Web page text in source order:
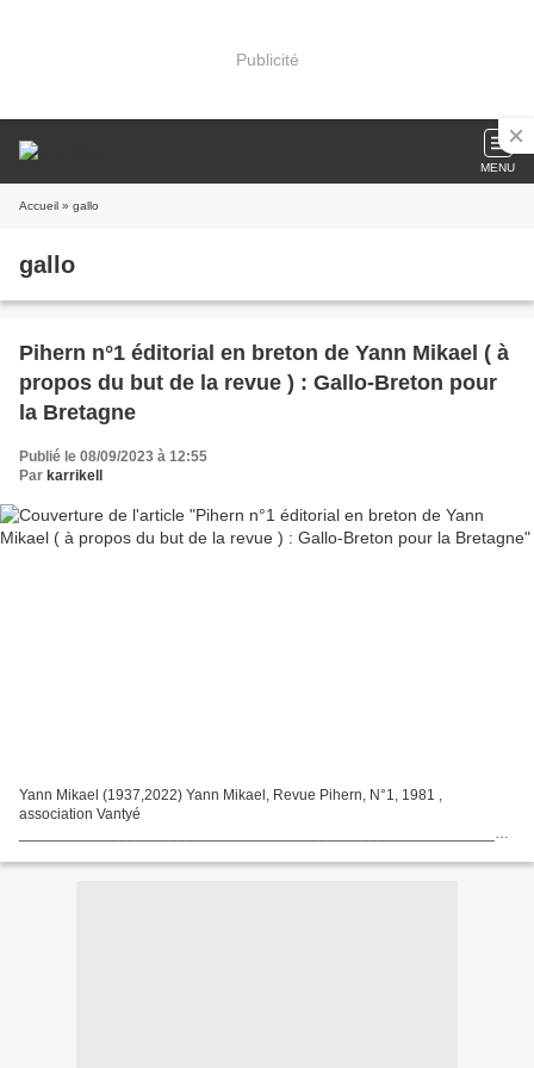
Publicité
MENU
Accueil » gallo
gallo
Pihern n°1 éditorial en breton de Yann Mikael ( à
propos du but de la revue ) : Gallo-Breton pour
la Bretagne
Publié le 08/09/2023 à 12:55
Par karrikell
Yann Mikael (1937,2022) Yann Mikael, Revue Pihern, N°1, 1981 ,
association Vantyé
___________________________________________________________